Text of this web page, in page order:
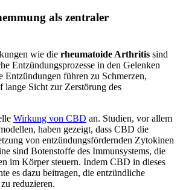
als zentraler
wie die rheumatoide Arthritis sind
Entzündungsprozesse in den Gelenken
Entzündungen führen zu Schmerzen,
lange Sicht zur Zerstörung des
Wirkung von CBD an. Studien, vor allem
haben gezeigt, dass CBD die
von entzündungsfördernden Zytokinen
sind Botenstoffe des Immunsystems, die
im Körper steuern. Indem CBD in dieses
es dazu beitragen, die entzündliche
reduzieren.